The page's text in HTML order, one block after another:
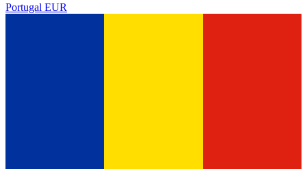
Portugal EUR